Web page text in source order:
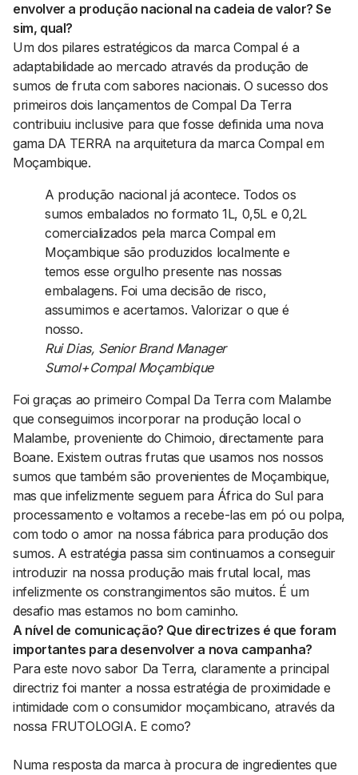
envolver a produção nacional na cadeia de valor? Se
sim, qual?
Um dos pilares estratégicos da marca Compal é a
adaptabilidade ao mercado através da produção de
sumos de fruta com sabores nacionais. O sucesso dos
primeiros dois lançamentos de Compal Da Terra
contribuiu inclusive para que fosse definida uma nova
gama DA TERRA na arquitetura da marca Compal em
Moçambique.
A produção nacional já acontece. Todos os
sumos embalados no formato 1L, 0,5L e 0,2L
comercializados pela marca Compal em
Moçambique são produzidos localmente e
temos esse orgulho presente nas nossas
embalagens. Foi uma decisão de risco,
assumimos e acertamos. Valorizar o que é
nosso.
Rui Dias, Senior Brand Manager
Sumol+Compal Moçambique
Foi graças ao primeiro Compal Da Terra com Malambe
que conseguimos incorporar na produção local o
Malambe, proveniente do Chimoio, directamente para
Boane. Existem outras frutas que usamos nos nossos
sumos que também são provenientes de Moçambique,
mas que infelizmente seguem para África do Sul para
processamento e voltamos a recebe-las em pó ou polpa,
com todo o amor na nossa fábrica para produção dos
sumos. A estratégia passa sim continuamos a conseguir
introduzir na nossa produção mais frutal local, mas
infelizmente os constrangimentos são muitos. É um
desafio mas estamos no bom caminho.
A nível de comunicação? Que directrizes é que foram
importantes para desenvolver a nova campanha?
Para este novo sabor Da Terra, claramente a principal
directriz foi manter a nossa estratégia de proximidade e
intimidade com o consumidor moçambicano, através da
nossa FRUTOLOGIA. E como?
Numa resposta da marca à procura de ingredientes que